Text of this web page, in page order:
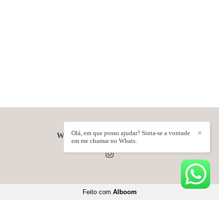
WANDER FARIA /CONTATO ✕
Olá, em que posso ajudar? Sinta-se a vontade
em me chamar no Whats.
Feito com Alboom